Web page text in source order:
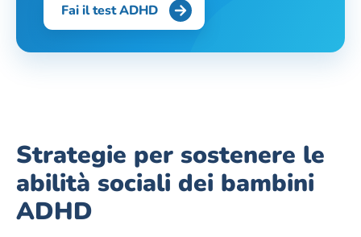
Fai il test ADHD
Strategie per sostenere le
abilità sociali dei bambini
ADHD